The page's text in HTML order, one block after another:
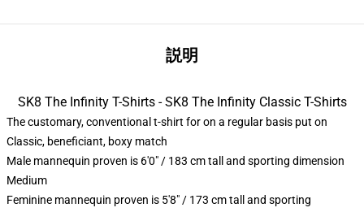
説明
SK8 The Infinity T-Shirts - SK8 The Infinity Classic T-Shirts
The customary, conventional t-shirt for on a regular basis put on
Classic, beneficiant, boxy match
Male mannequin proven is 6'0" / 183 cm tall and sporting dimension
Medium
Feminine mannequin proven is 5'8" / 173 cm tall and sporting